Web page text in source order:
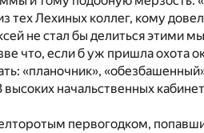
тех Лехиных коллег, кому
не стал бы делиться этими
что, если б уж пришла охота
«планочник»,
начальственных
первогодком,